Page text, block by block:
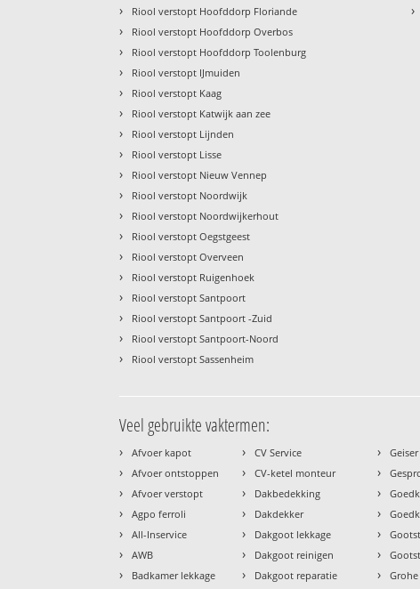
› Riool verstopt Hoofddorp Floriande
› Riool verstopt Hoofddorp Overbos
› Riool verstopt Hoofddorp Toolenburg
› Riool verstopt IJmuiden
› Riool verstopt Kaag
› Riool verstopt Katwijk aan zee
› Riool verstopt Lijnden
› Riool verstopt Lisse
› Riool verstopt Nieuw Vennep
› Riool verstopt Noordwijk
› Riool verstopt Noordwijkerhout
› Riool verstopt Oegstgeest
› Riool verstopt Overveen
› Riool verstopt Ruigenhoek
› Riool verstopt Santpoort
› Riool verstopt Santpoort -Zuid
› Riool verstopt Santpoort-Noord
› Riool verstopt Sassenheim
›
Veel gebruikte vaktermen:
› Afvoer kapot
› Afvoer ontstoppen
› Afvoer verstopt
› Agpo ferroli
› All-Inservice
› AWB
› Badkamer lekkage
› CV Service
› CV-ketel monteur
› Dakbedekking
› Dakdekker
› Dakgoot lekkage
› Dakgoot reinigen
› Dakgoot reparatie
›
›
›
›
›
›
› Grohe